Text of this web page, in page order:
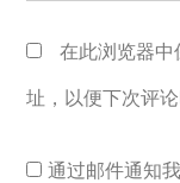
在此浏览器
址，以便下次评论
通过邮件通知